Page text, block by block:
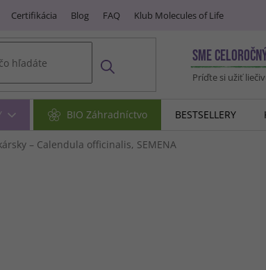
Certifikácia Blog FAQ Klub Molecules of Life
SME
Príďte si užiť
BIO Záhradníctvo BESTSELLERY
– Calendula officinalis, SEMENA